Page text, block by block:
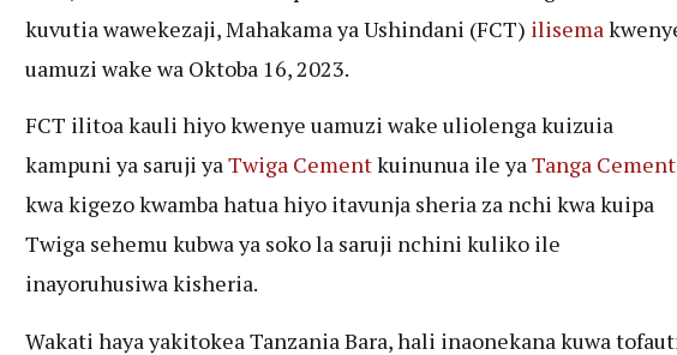
kuvutia wawekezaji, Mahakama ya Ushindani (FCT) ilisema
uamuzi wake wa Oktoba 16, 2023.
FCT ilitoa kauli hiyo kwenye uamuzi wake uliolenga kuizuia
kampuni ya saruji yaTwiga Cementkuinunua ile yaTanga Cement
kwa kigezo kwamba hatua hiyo itavunja sheria za nchi kwa kuipa
Twiga sehemu kubwa ya soko la saruji nchini kuliko ile
inayoruhusiwa kisheria.
Wakati haya yakitokea Tanzania Bara, hali inaonekana kuwa